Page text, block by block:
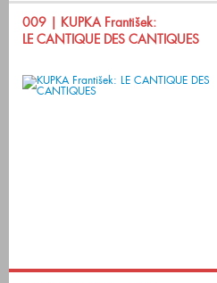
009 | KUPKA František:
LE CANTIQUE DES CANTIQUES